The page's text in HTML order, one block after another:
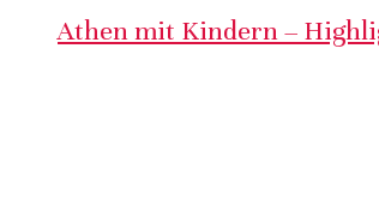
Athen mit Kindern –